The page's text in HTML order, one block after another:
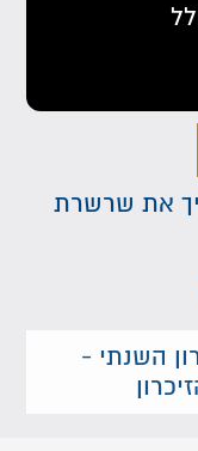
את שרשרת
השנתי -